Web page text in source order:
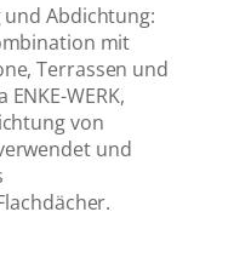
Abdichtung:
mit
Terrassen und
WERK,
von
und